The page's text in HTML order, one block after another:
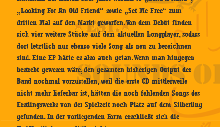
„Looking For An Old Friend“ sowie „Set Me Free“ zum
dritten Mal auf den Markt geworfen. Von dem Debüt finden
sich vier weitere Stücke auf dem aktuellen Longplayer, sodass
dort letztlich nur ebenso viele Song als neu zu bezeichnen
sind. Eine EP hätte es also auch getan. Wenn man hingegen
bestrebt gewesen wäre, den gesamten bisherigen Output der
Band nochmal vorzustellen, weil die erste CD mittlerweile
nicht mehr lieferbar ist, hätten die noch fehlenden Songs des
Erstlingswerks von der Spielzeit noch Platz auf dem Silberling
gefunden. In der vorliegenden Form erschließt sich die